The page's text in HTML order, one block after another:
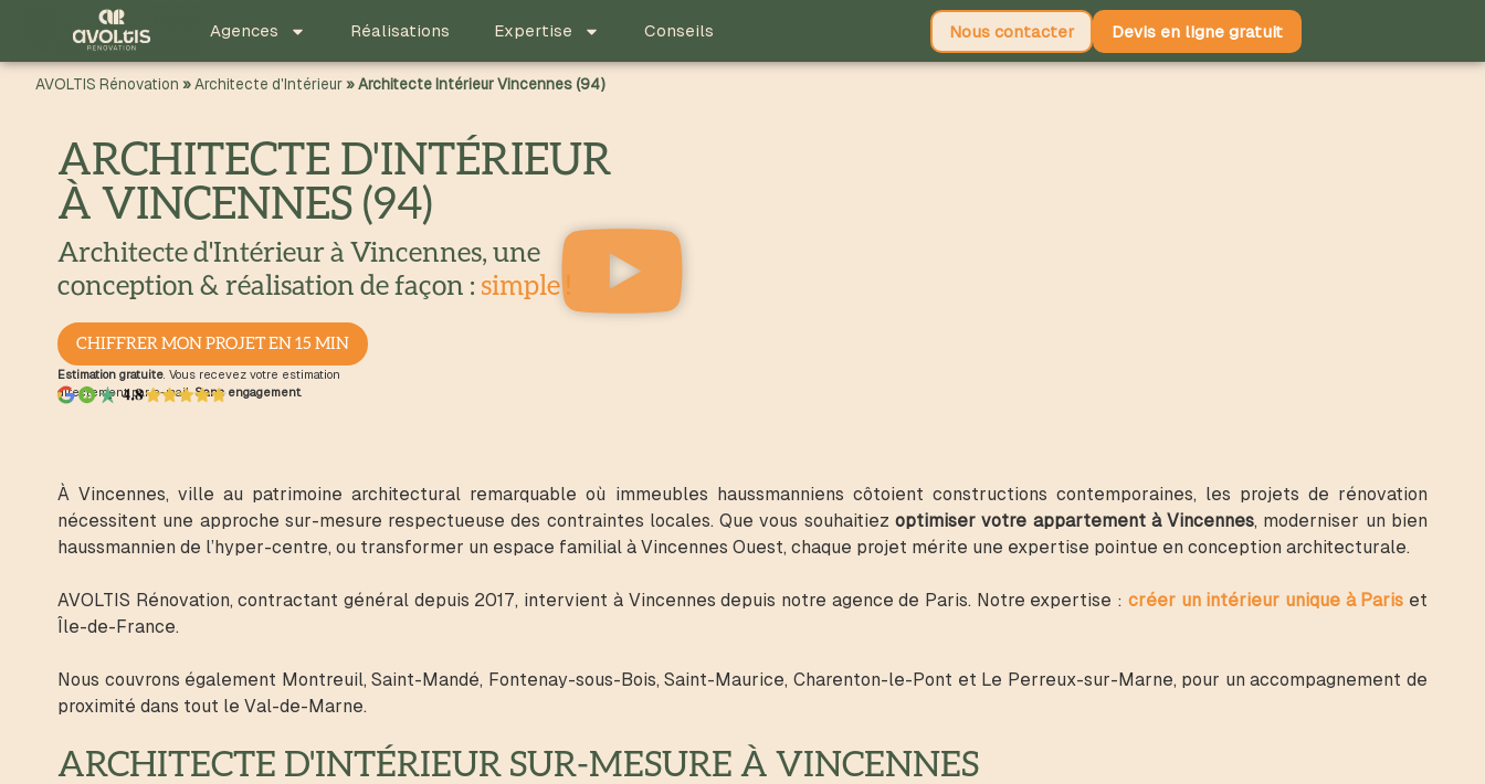
Agences Réalisations Expertise Conseils Nous contacter Devis en ligne gratuit
AVOLTIS Rénovation »Architecte d'Intérieur»Architecte Intérieur Vincennes (94)
ARCHITECTE D'INTÉRIEUR
À VINCENNES (94)
Architecte d'Intérieur à Vincennes, une
conception & réalisation de façon : simple !
CHIFFRER MON PROJET EN 15 MIN
Estimation gratuite . Vous recevez votre estimation
directement par e-mail.Sans engagement
À Vincennes, ville au patrimoine architectural remarquable où immeubles haussmanniens côtoient constructions contemporaines, les projets de rénovation
nécessitent une approche sur-mesure respectueuse des contraintes locales. Que vous souhaitiezoptimiser votre appartement à Vincennes, moderniser un bien
haussmannien de l’hyper-centre, ou transformer un espace familial à Vincennes Ouest, chaque projet mérite une expertise pointue en conception architecturale.
AVOLTIS Rénovation, contractant général depuis 2017, intervient à Vincennes depuis notre agence de Paris. Notre expertise : créer un intérieur unique à Paris et
Île-de-France.
Nous couvrons également Montreuil, Saint-Mandé, Fontenay-sous-Bois, Saint-Maurice, Charenton-le-Pont et Le Perreux-sur-Marne, pour un accompagnement de
proximité dans tout le Val-de-Marne.
ARCHITECTE D'INTÉRIEUR SUR-MESURE À VINCENNES